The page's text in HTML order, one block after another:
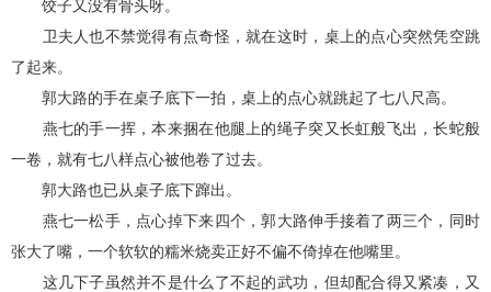
饺子又没有骨头呀。
卫夫人也不禁觉得有点奇怪，就在这时，桌上的点心突然凭空跳
了起来。
郭大路的手在桌子底下一拍，桌上的点心就跳起了七八尺高。
燕七的手一挥，本来捆在他腿上的绳子突又长虹般飞出，长蛇般
一卷，就有七八样点心被他卷了过去。
郭大路也已从桌子底下蹿出。
燕七一松手，点心掉下来四个，郭大路伸手接着了两三个，同时
张大了嘴，一个软软的糯米烧卖正好不偏不倚掉在他嘴里。
这几下子虽然并不是什么了不起的武功，但却配合得又紧凑，又